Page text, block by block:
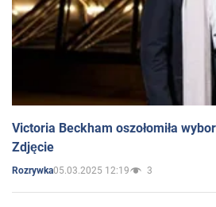
Victoria Beckham oszołomiła
Zdjęcie
Rozrywka05.03.2025 12:19 3